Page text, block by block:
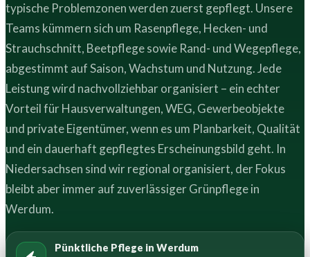
typische Problemzonen werden zuerst gepflegt. Unsere
Teams kümmern sich um Rasenpflege, Hecken- und
Strauchschnitt, Beetpflege sowie Rand- und Wegepflege,
abgestimmt auf Saison, Wachstum und Nutzung. Jede
Leistung wird nachvollziehbar organisiert – ein echter
Vorteil für Hausverwaltungen, WEG, Gewerbeobjekte
und private Eigentümer, wenn es um Planbarkeit, Qualität
und ein dauerhaft gepflegtes Erscheinungsbild geht. In
Niedersachsen sind wir regional organisiert, der Fokus
bleibt aber immer auf zuverlässiger Grünpflege in
Werdum.
Pünktliche Pflege in Werdum